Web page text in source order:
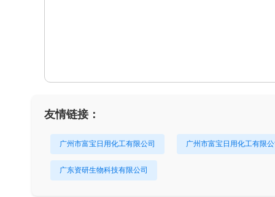
友情链接：
广州市富宝日用化工有限公司 广州市富宝日用化工有限
广东资研生物科技有限公司